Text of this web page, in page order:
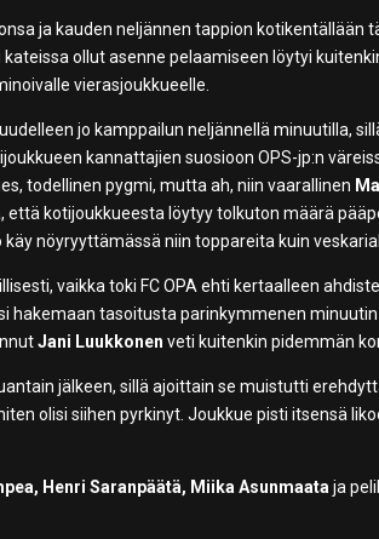
ja kauden neljännen tappion kotikentällään
ollut asenne pelaamiseen löytyi
vierasjoukkueelle.
jo kamppailun neljännellä minuutilla,
kannattajien suosioon OPS-jp:n
todellinen pygmi, mutta ah, niin vaarallinen
että kotijoukkueesta löytyy tolkuton määrä
nöyryyttämässä niin toppareita kuin
vaikka toki FC OPA ehti kertaalleen
hakemaan tasoitusta parinkymmenen minuutin
Jani Luukkonen veti kuitenkin pidemmän
jälkeen, sillä ajoittain se muistutti
olisi siihen pyrkinyt. Joukkue pisti itsensä
Henri Saranpäätä, Miika Asunmaataja